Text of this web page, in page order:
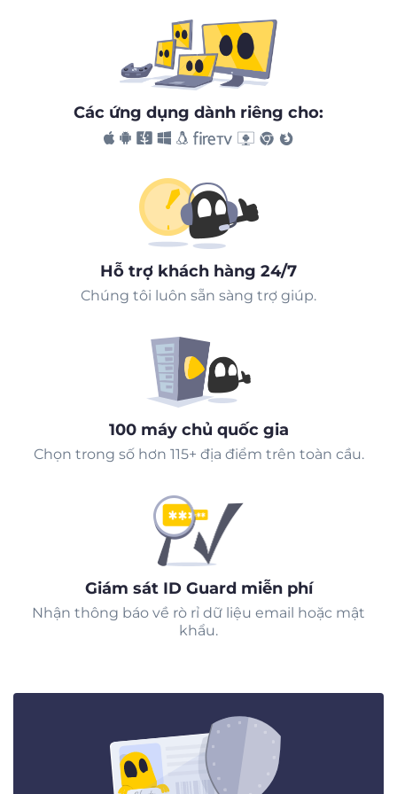
Các ứng dụng dành riêng cho:
Hỗ trợ khách hàng 24/7
Chúng tôi luôn sẵn sàng trợ giúp.
100 máy chủ quốc gia
Chọn trong số hơn 115+ địa điểm trên toàn cầu.
Giám sát ID Guard miễn phí
Nhận thông báo về rò rỉ dữ liệu email hoặc mật
khẩu.